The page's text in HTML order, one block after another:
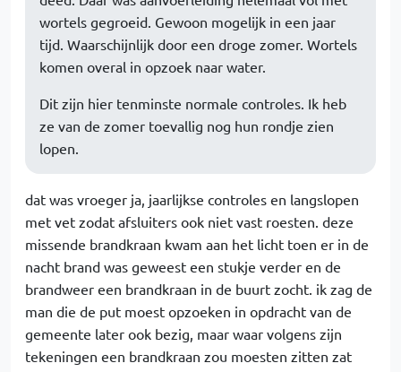
wortels gegroeid. Gewoon mogelijk in een jaar
tijd. Waarschijnlijk door een droge zomer. Wortels
komen overal in opzoek naar water.
Dit zijn hier tenminste normale controles. Ik heb
ze van de zomer toevallig nog hun rondje zien
lopen.
dat was vroeger ja, jaarlijkse controles en langslopen
met vet zodat afsluiters ook niet vast roesten. deze
missende brandkraan kwam aan het licht toen er in de
nacht brand was geweest een stukje verder en de
brandweer een brandkraan in de buurt zocht. ik zag de
man die de put moest opzoeken in opdracht van de
gemeente later ook bezig, maar waar volgens zijn
tekeningen een brandkraan zou moesten zitten zat